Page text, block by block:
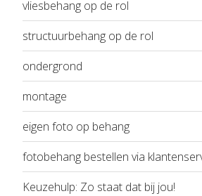
vliesbehang op de rol
structuurbehang op de rol
ondergrond
montage
eigen foto op behang
fotobehang bestellen via
Keuzehulp: Zo staat dat bij jou!